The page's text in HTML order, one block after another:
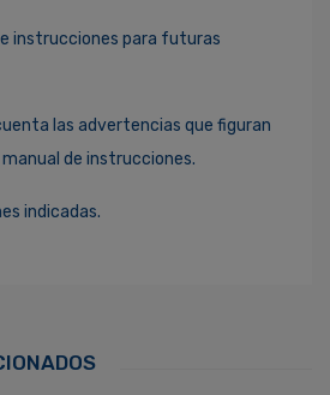
instrucciones para futuras
las advertencias que figuran
de instrucciones.
indicadas.